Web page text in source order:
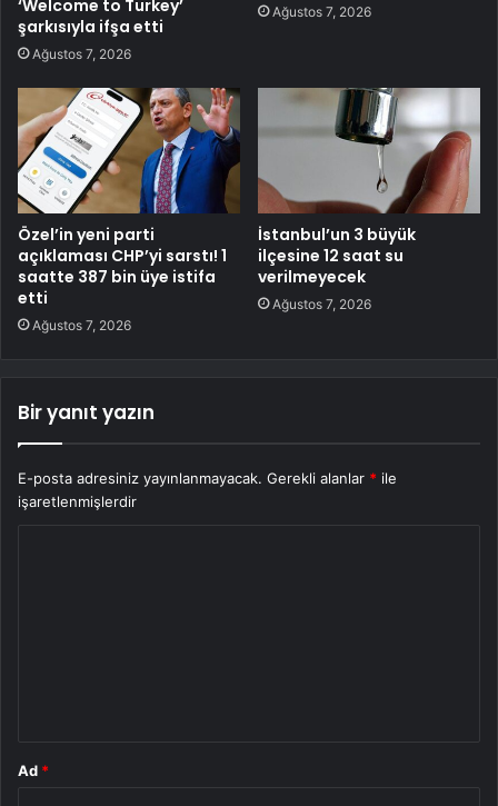
‘Welcome to Turkey’
şarkısıyla ifşa etti
Ağustos 7, 2026
Ağustos 7, 2026
Özel’in yeni parti
açıklaması CHP’yi sarstı! 1
saatte 387 bin üye istifa
etti
Ağustos 7, 2026
İstanbul’un 3 büyük
ilçesine 12 saat su
verilmeyecek
Ağustos 7, 2026
Bir yanıt yazın
E-posta adresiniz yayınlanmayacak. Gerekli alanlar * ile
işaretlenmişlerdir
Ad *